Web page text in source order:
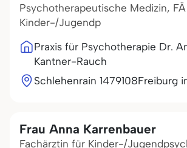
Psychotherapeutische Medizin,
Kinder-/Jugendp
Praxis für Psychotherapie Dr.
Kantner-Rauch
Schlehenrain 1479108Freiburg
Frau Anna Karrenbauer
Fachärztin für Kinder-/